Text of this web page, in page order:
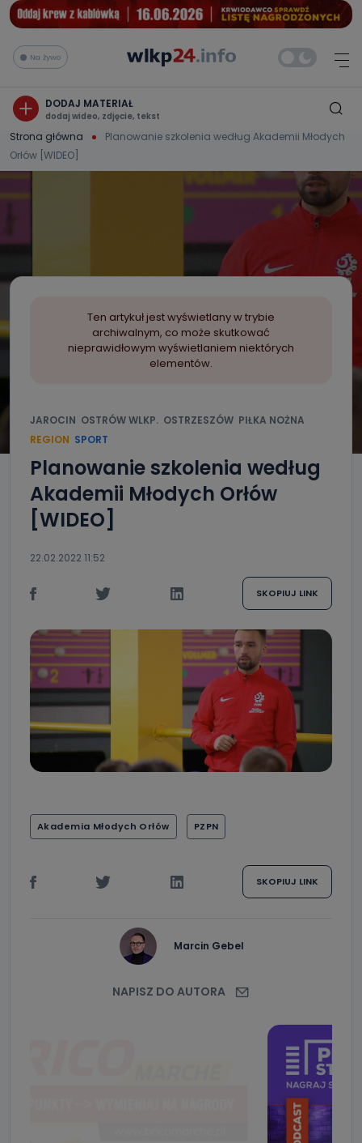
Na żywo
DODAJ MATERIAŁ
dodaj wideo, zdjęcie, tekst
Strona główna
Planowanie szkolenia według Akademii Młodych
Orłów [WIDEO]
Ten artykuł jest wyświetlany w trybie
archiwalnym, co może skutkować
nieprawidłowym wyświetlaniem niektórych
elementów.
JAROCIN OSTRÓW WLKP. OSTRZESZÓW PIŁKA NOŻNA
REGION SPORT
Planowanie szkolenia według
Akademii Młodych Orłów
[WIDEO]
22.02.2022 11:52
SKOPIUJ LINK
Akademia Młodych Orłów PZPN
SKOPIUJ LINK
Marcin Gebel
NAPISZ DO AUTORA